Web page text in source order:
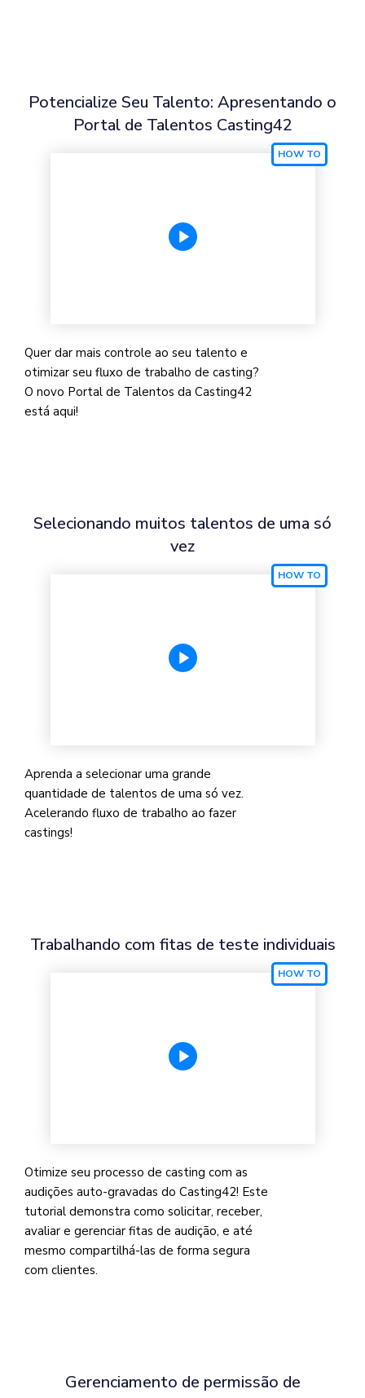
Potencialize Seu Talento: Apresentando o
Portal de Talentos Casting42
Quer dar mais controle ao seu talento e
otimizar seu fluxo de trabalho de casting?
O novo Portal de Talentos da Casting42
está aqui!
Selecionando muitos talentos de uma só
vez
Aprenda a selecionar uma grande
quantidade de talentos de uma só vez.
Acelerando fluxo de trabalho ao fazer
castings!
Trabalhando com fitas de teste individuais
Otimize seu processo de casting com as
audições auto-gravadas do Casting42! Este
tutorial demonstra como solicitar, receber,
avaliar e gerenciar fitas de audição, e até
mesmo compartilhá-las de forma segura
com clientes.
Gerenciamento de permissão de